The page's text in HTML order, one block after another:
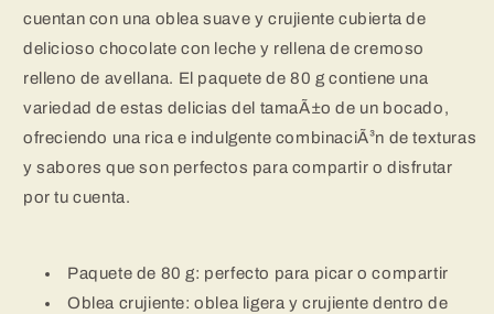
cuentan con una oblea suave y crujiente cubierta de
delicioso chocolate con leche y rellena de cremoso
relleno de avellana. El paquete de 80 g contiene una
variedad de estas delicias del tamaÃ±o de un bocado,
ofreciendo una rica e indulgente combinaciÃ³n de texturas
y sabores que son perfectos para compartir o disfrutar
por tu cuenta.
Paquete de 80 g: perfecto para picar o compartir
Oblea crujiente: oblea ligera y crujiente dentro de